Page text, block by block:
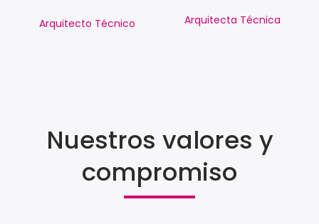
Arquitecto Técnico Arquitecta Técnica
Nuestros valores y
compromiso